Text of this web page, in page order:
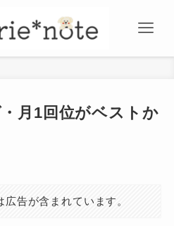
・月1回位がベストか
告が含まれています。